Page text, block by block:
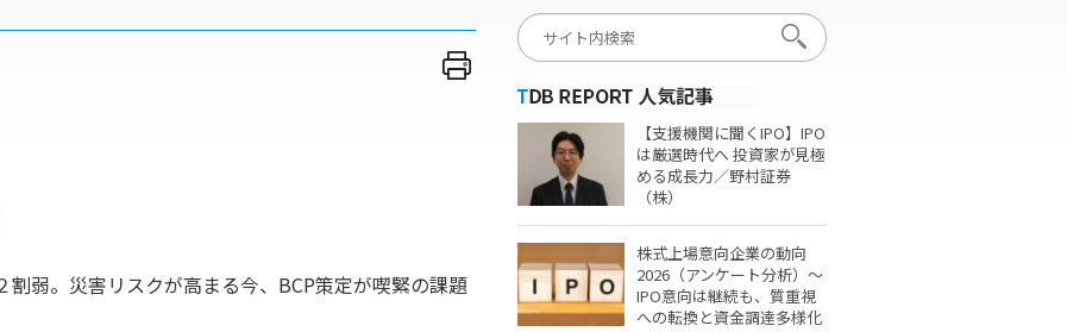
割弱。災害リスクが高まる今、BCP策定が喫緊の課題
【支援機関に聞くIPO】IPO
は厳選時代へ 投資家が見極
める成長力／野村証券
（株）
株式上場意向企業の動向
2026（アンケート分析）～
IPO意向は継続も、質重視
への転換と資金調達多様化